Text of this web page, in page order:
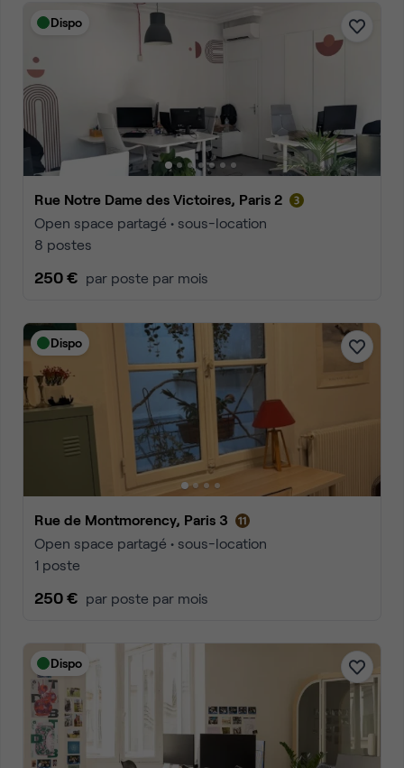
Dispo
Rue Notre Dame des Victoires, Paris 2
Open space partagé • sous-location
8 postes
250 € par poste par mois
Dispo
Rue de Montmorency, Paris 3
Open space partagé • sous-location
1 poste
250 € par poste par mois
Dispo